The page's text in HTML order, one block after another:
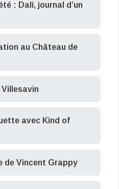
: Dalí, journal d’un
au Château de
Villesavin
avec Kind of
de Vincent Grappy